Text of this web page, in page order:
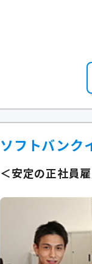
ソフトバンク
＜安定の正社員